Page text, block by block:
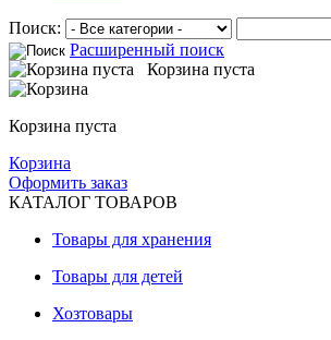
Поиск:
Расширенный поиск
Корзина пуста
Корзина пуста
Корзина
Оформить заказ
КАТАЛОГ ТОВАРОВ
Товары для хранения
Товары для детей
Хозтовары